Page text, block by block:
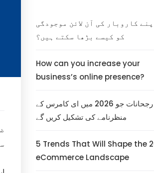
کاروبار کی آن لائن موجودگی
کو کیسے بڑھا سکتے ہیں؟
How can you increase your
business’s online presence?
پانچ رجحانات جو 2026 میں ای کامرس کے
منظرنامے کی تشکیل کریں گے
5 Trends That Will Shape the
eCommerce Landscape